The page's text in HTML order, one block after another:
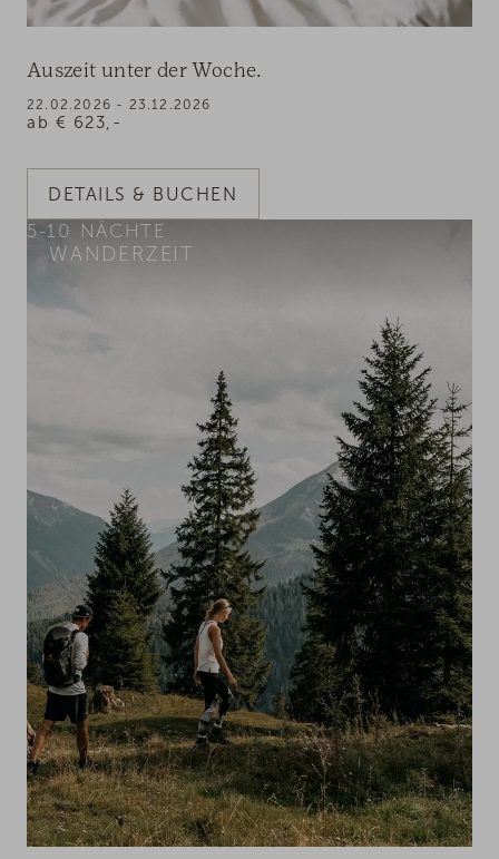
Auszeit unter der Woche.
ab € 623,-
22.02.2026 - 23.12.2026
DETAILS & BUCHEN
WANDERZEIT
5-10 NÄCHTE